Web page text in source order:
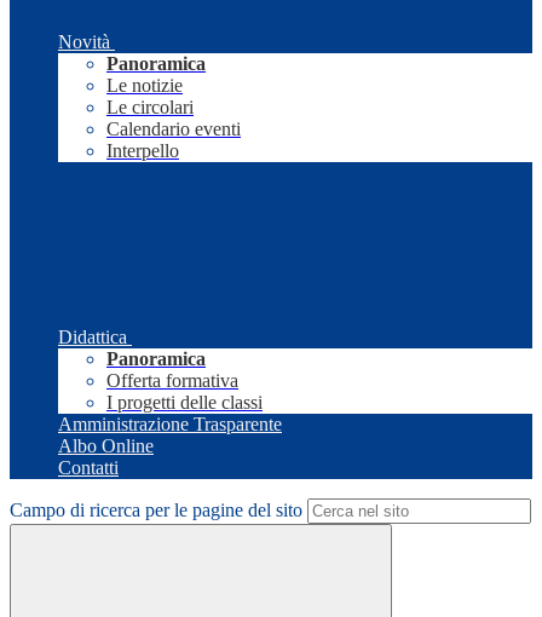
Novità
Panoramica
Le notizie
Le circolari
Calendario eventi
Interpello
Didattica
Panoramica
Offerta formativa
I progetti delle classi
Amministrazione Trasparente
Albo Online
Contatti
Campo di ricerca per le pagine del sito